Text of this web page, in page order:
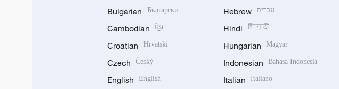
Bulgarian Български
Cambodian ខ្មែរ
Croatian Hrvatski
Czech Český
English English
Hebrew עברית
Hindi हिन्दी
Hungarian Magyar
Indonesian Bahasa Indonesia
Italian Italiano